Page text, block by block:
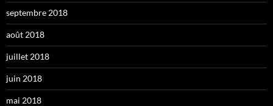
septembre 2018
août 2018
juillet 2018
juin 2018
mai 2018